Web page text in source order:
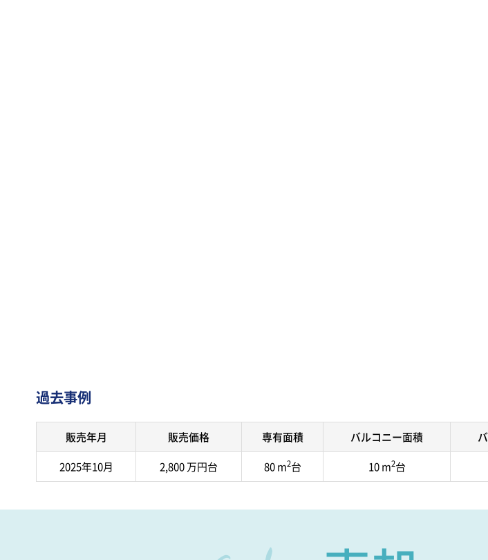
過去事例
販売年月 販売価格 専有面積 バルコニー面積
2025年10月
2,800 万円台 80 m2台 10 m2台